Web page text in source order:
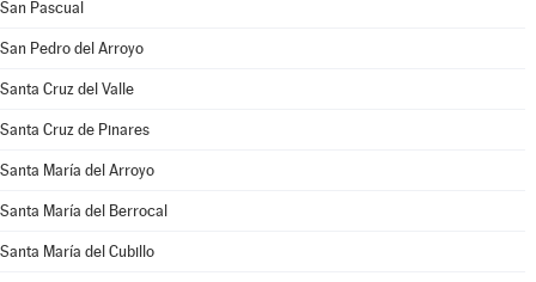
San Pascual
San Pedro del Arroyo
Santa Cruz del Valle
Santa Cruz de Pinares
Santa María del Arroyo
Santa María del Berrocal
Santa María del Cubillo